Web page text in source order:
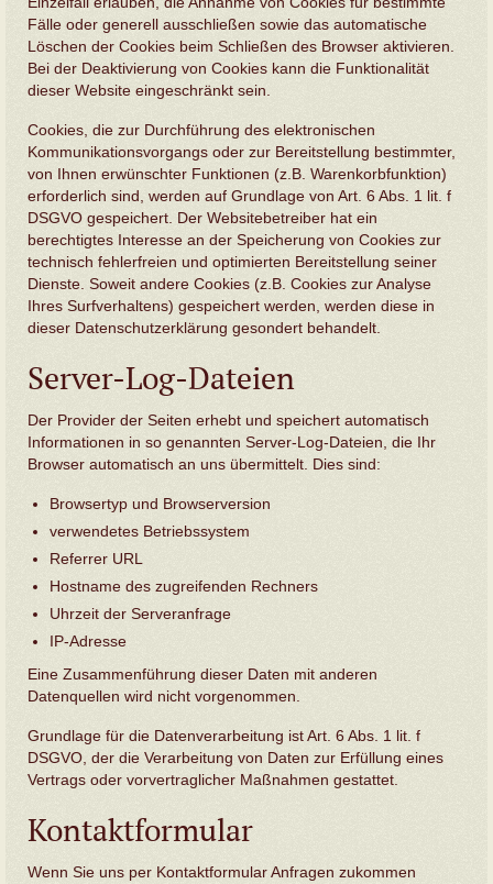
Fälle oder generell ausschließen sowie das automatische
Löschen der Cookies beim Schließen des Browser aktivieren.
Bei der Deaktivierung von Cookies kann die Funktionalität
dieser Website eingeschränkt sein.
Cookies, die zur Durchführung des elektronischen
Kommunikationsvorgangs oder zur Bereitstellung bestimmter,
von Ihnen erwünschter Funktionen (z.B. Warenkorbfunktion)
erforderlich sind, werden auf Grundlage von Art. 6 Abs. 1 lit. f
DSGVO gespeichert. Der Websitebetreiber hat ein
berechtigtes Interesse an der Speicherung von Cookies zur
technisch fehlerfreien und optimierten Bereitstellung seiner
Dienste. Soweit andere Cookies (z.B. Cookies zur Analyse
Ihres Surfverhaltens) gespeichert werden, werden diese in
dieser Datenschutzerklärung gesondert behandelt.
Server-Log-Dateien
Der Provider der Seiten erhebt und speichert automatisch
Informationen in so genannten Server-Log-Dateien, die Ihr
Browser automatisch an uns übermittelt. Dies sind:
Browsertyp und Browserversion
verwendetes Betriebssystem
Referrer URL
Hostname des zugreifenden Rechners
Uhrzeit der Serveranfrage
IP-Adresse
Eine Zusammenführung dieser Daten mit anderen
Datenquellen wird nicht vorgenommen.
Grundlage für die Datenverarbeitung ist Art. 6 Abs. 1 lit. f
DSGVO, der die Verarbeitung von Daten zur Erfüllung eines
Vertrags oder vorvertraglicher Maßnahmen gestattet.
Kontaktformular
Wenn Sie uns per Kontaktformular Anfragen zukommen